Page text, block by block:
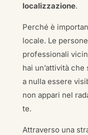
localizzazione.
Perché è
locale. Le
professionali
hai un’attività
a nulla essere
non appari nel
te.
Attraverso una